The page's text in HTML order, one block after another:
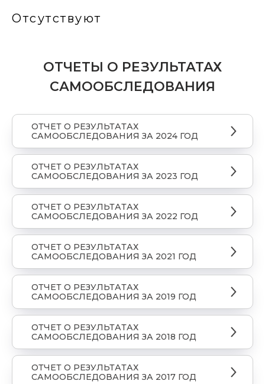
Отсутствуют
ОТЧЕТЫ О РЕЗУЛЬТАТАХ
САМООБСЛЕДОВАНИЯ
ОТЧЕТ О РЕЗУЛЬТАТАХ
САМООБСЛЕДОВАНИЯ ЗА 2024 ГОД
ОТЧЕТ О РЕЗУЛЬТАТАХ
САМООБСЛЕДОВАНИЯ ЗА 2023 ГОД
ОТЧЕТ О РЕЗУЛЬТАТАХ
САМООБСЛЕДОВАНИЯ ЗА 2022 ГОД
ОТЧЕТ О РЕЗУЛЬТАТАХ
САМООБСЛЕДОВАНИЯ ЗА 2021 ГОД
ОТЧЕТ О РЕЗУЛЬТАТАХ
САМООБСЛЕДОВАНИЯ ЗА 2019 ГОД
ОТЧЕТ О РЕЗУЛЬТАТАХ
САМООБСЛЕДОВАНИЯ ЗА 2018 ГОД
ОТЧЕТ О РЕЗУЛЬТАТАХ
САМООБСЛЕДОВАНИЯ ЗА 2017 ГОД